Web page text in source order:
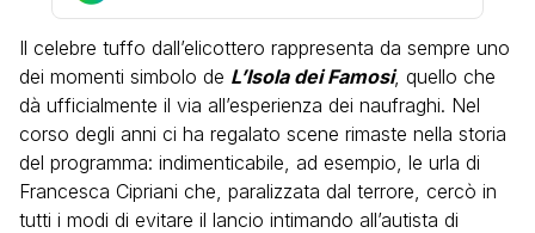
Il celebre tuffo dall’elicottero rappresenta da sempre uno
dei momenti simbolo de L’Isola dei Famosi, quello che
dà ufficialmente il via all’esperienza dei naufraghi. Nel
corso degli anni ci ha regalato scene rimaste nella storia
del programma: indimenticabile, ad esempio, le urla di
Francesca Cipriani che, paralizzata dal terrore, cercò in
tutti i modi di evitare il lancio intimando all’autista di